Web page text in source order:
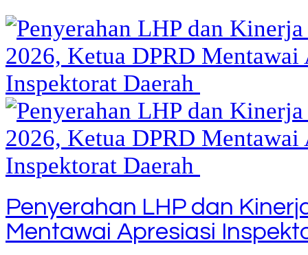
Penyerahan LHP dan
Mentawai Apresiasi